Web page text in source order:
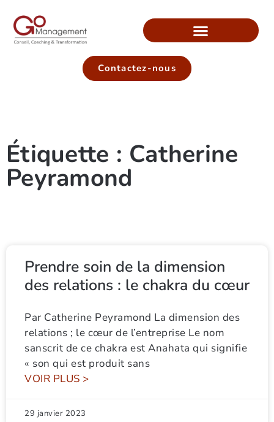
Contactez-nous
Étiquette : Catherine
Peyramond
Prendre soin de la dimension
des relations : le chakra du cœur
Par Catherine Peyramond La dimension des
relations ; le cœur de l’entreprise Le nom
sanscrit de ce chakra est Anahata qui signifie
« son qui est produit sans
VOIR PLUS >
29 janvier 2023